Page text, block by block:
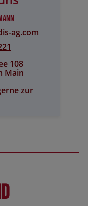
ag.com
108
Main
zur